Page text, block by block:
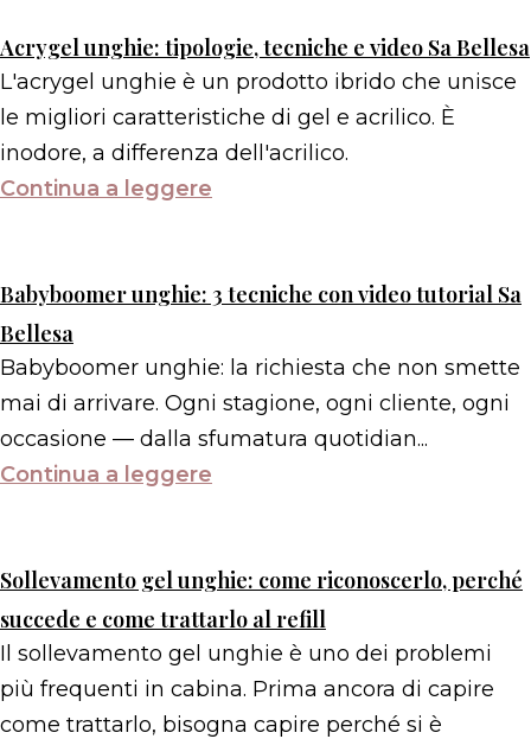
Acrygel unghie: tipologie, tecniche e video Sa Bellesa
L'acrygel unghie è un prodotto ibrido che unisce
le migliori caratteristiche di gel e acrilico. È
inodore, a differenza dell'acrilico.
Continua a leggere
Babyboomer unghie: 3 tecniche con video tutorial Sa
Bellesa
Babyboomer unghie: la richiesta che non smette
mai di arrivare. Ogni stagione, ogni cliente, ogni
occasione — dalla sfumatura quotidian...
Continua a leggere
Sollevamento gel unghie: come riconoscerlo, perché
succede e come trattarlo al refill
Il sollevamento gel unghie è uno dei problemi
più frequenti in cabina. Prima ancora di capire
come trattarlo, bisogna capire perché si è